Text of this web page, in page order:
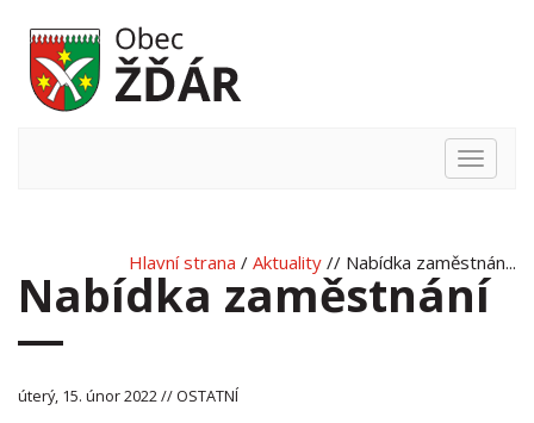
Hlavní
Hlavní strana / Aktuality // Nabídka zaměstnán...
Nabídka zaměstnání
úterý, 15. únor 2022 // OSTATNÍ